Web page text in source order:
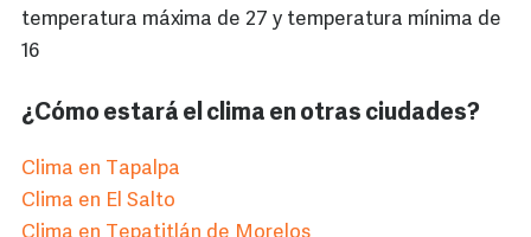
temperatura máxima de 27 y temperatura mínima de
16
¿Cómo estará el clima en otras ciudades?
Clima en Tapalpa
Clima en El Salto